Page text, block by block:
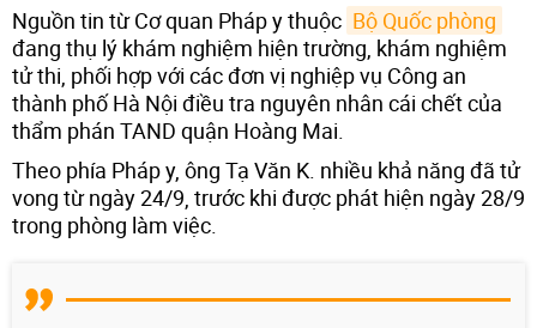
Nguồn tin từ Cơ quan Pháp y thuộc Bộ Quốc phòng
đang thụ lý khám nghiệm hiện trường, khám nghiệm
tử thi, phối hợp với các đơn vị nghiệp vụ Công an
thành phố Hà Nội điều tra nguyên nhân cái chết của
thẩm phán TAND quận Hoàng Mai.
Theo phía Pháp y, ông Tạ Văn K. nhiều khả năng đã tử
vong từ ngày 24/9, trước khi được phát hiện ngày 28/9
trong phòng làm việc.